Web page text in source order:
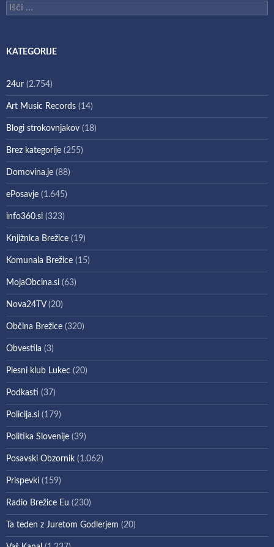
Išči:
KATEGORIJE
24ur (2.754)
Art Music Records (14)
Blogi strokovnjakov (18)
Brez kategorije (255)
Domovina.je (88)
ePosavje (1.645)
info360.si (323)
Knjižnica Brežice (19)
Komunala Brežice (15)
MojaObcina.si (63)
Nova24TV(20)
Občina Brežice (320)
Obvestila (3)
Plesni klub Lukec (20)
Podkasti (37)
Policija.si (179)
Politika Slovenije (39)
Posavski Obzornik (1.062)
Prispevki (159)
Radio Brežice Eu (230)
Ta teden z Juretom Godlerjem (20)